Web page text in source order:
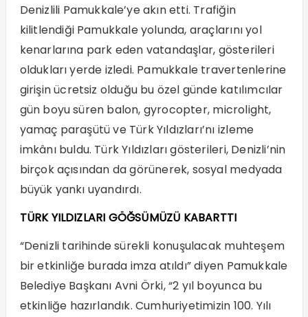
Denizlili Pamukkale’ye akın etti. Trafiğin
kilitlendiği Pamukkale yolunda, araçlarını yol
kenarlarına park eden vatandaşlar, gösterileri
oldukları yerde izledi. Pamukkale travertenlerine
girişin ücretsiz olduğu bu özel günde katılımcılar
gün boyu süren balon, gyrocopter, microlight,
yamaç paraşütü ve Türk Yıldızları’nı izleme
imkânı buldu. Türk Yıldızları gösterileri, Denizli’nin
birçok açısından da görünerek, sosyal medyada
büyük yankı uyandırdı.
TÜRK YILDIZLARI GÖĞSÜMÜZÜ KABARTTI
“Denizli tarihinde sürekli konuşulacak muhteşem
bir etkinliğe burada imza atıldı” diyen Pamukkale
Belediye Başkanı Avni Örki, “2 yıl boyunca bu
etkinliğe hazırlandık. Cumhuriyetimizin 100. Yılı